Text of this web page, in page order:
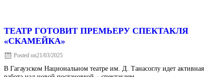
ТЕАТР ГОТОВИТ ПРЕМЬЕРУ СПЕКТАКЛЯ
«СКАМЕЙКА»
Posted on21/03/2025
В Гагаузском Национальном театре им. Д. Танасоглу идет активная